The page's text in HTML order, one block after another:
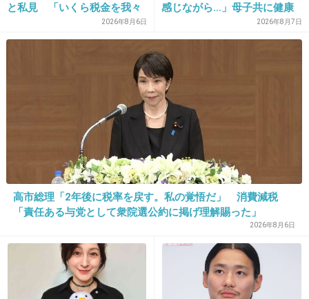
アンビリバボーでよく映る人だ
どこかの臓器が悪くなっても
これだけ太ってたら手術も難しいだろうね･･･
+201
さすがにベッドから降りられないくらい太った
らまずい
と私見 「いくら税金を我々
2026年8月6日
感じながら…」母子共に健康
2026年8月7日
高市総理「2年後に税率を戻す。私の覚悟だ」 消費減税
「責任ある与党として衆院選公約に掲げ理解賜った」
2026年8月6日